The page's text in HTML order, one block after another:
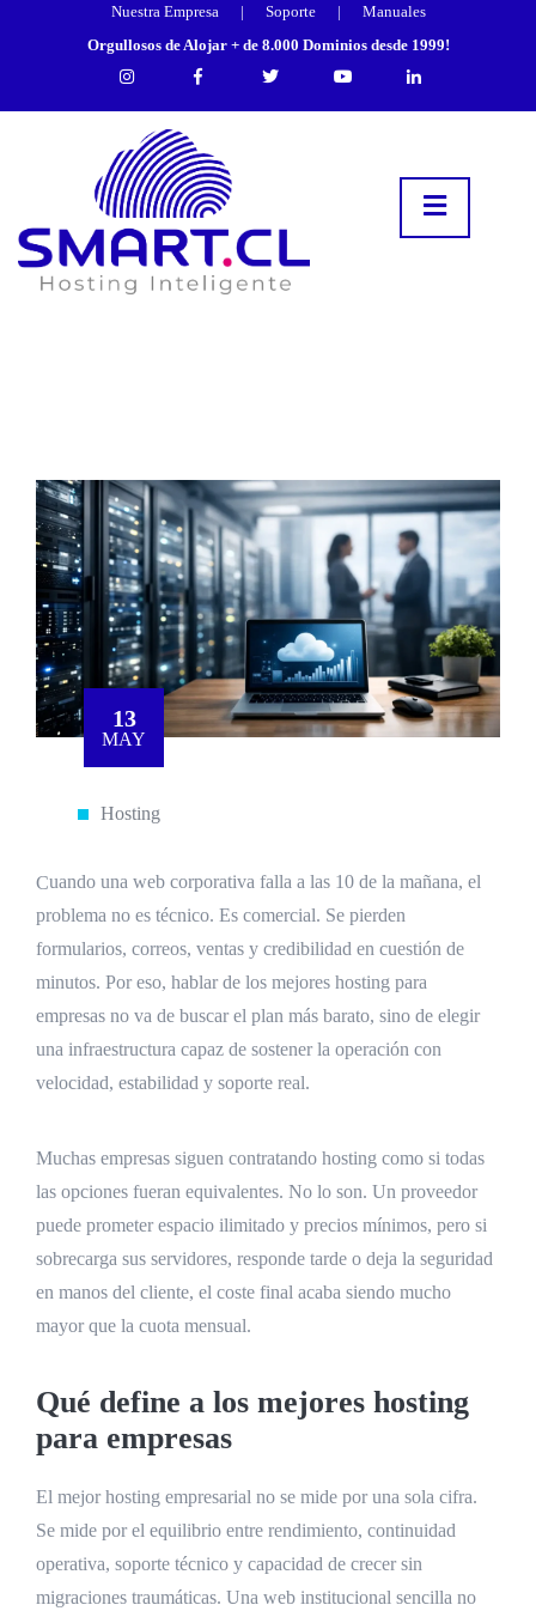
Nuestra Empresa | Soporte |
Manuales
Orgullosos de Alojar + de 8.000 Dominios desde 1999!
13
MAY
Hosting
Cuando una web corporativa falla a las 10 de la mañana, el
problema no es técnico. Es comercial. Se pierden
formularios, correos, ventas y credibilidad en cuestión de
minutos. Por eso, hablar de los mejores hosting para
empresas no va de buscar el plan más barato, sino de elegir
una infraestructura capaz de sostener la operación con
velocidad, estabilidad y soporte real.
Muchas empresas siguen contratando hosting como si todas
las opciones fueran equivalentes. No lo son. Un proveedor
puede prometer espacio ilimitado y precios mínimos, pero si
sobrecarga sus servidores, responde tarde o deja la seguridad
en manos del cliente, el coste final acaba siendo mucho
mayor que la cuota mensual.
Qué define a los mejores hosting
para empresas
El mejor hosting empresarial no se mide por una sola cifra.
Se mide por el equilibrio entre rendimiento, continuidad
operativa, soporte técnico y capacidad de crecer sin
migraciones traumáticas. Una web institucional sencilla no